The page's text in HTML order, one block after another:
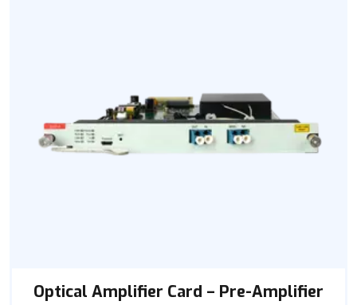
Optical Amplifier Card – Pre-Amplifier